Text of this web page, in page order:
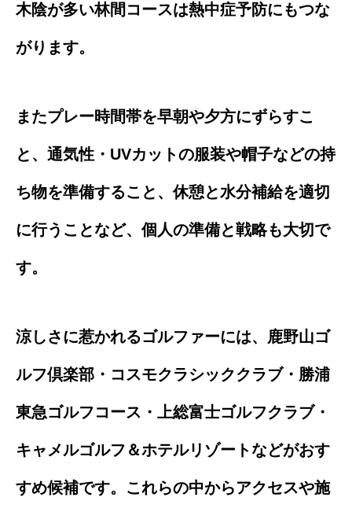
木陰が多い林間コースは熱中症予防にもつな
がります。
またプレー時間帯を早朝や夕方にずらすこ
と、通気性・UVカットの服装や帽子などの持
ち物を準備すること、休憩と水分補給を適切
に行うことなど、個人の準備と戦略も大切で
す。
涼しさに惹かれるゴルファーには、鹿野山ゴ
ルフ倶楽部・コスモクラシッククラブ・勝浦
東急ゴルフコース・上総富士ゴルフクラブ・
キャメルゴルフ＆ホテルリゾートなどがおす
すめ候補です。これらの中からアクセスや施